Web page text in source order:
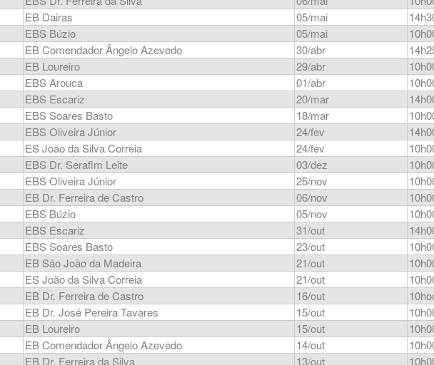
EB Dairas 05/mai
EBS Búzio 05/mai
EB Comendador Ângelo Azevedo 30/abr
EB Loureiro 29/abr
EBS Arouca 01/abr
EBS Escariz 20/mar
EBS Soares Basto 18/mar
EBS Oliveira Júnior 24/fev
ES João da Silva Correia 24/fev
EBS Dr. Serafim Leite 03/dez
EBS Oliveira Júnior 25/nov
EB Dr. Ferreira de Castro 06/nov
EBS Búzio 05/nov
EBS Escariz 31/out
EBS Soares Basto 23/out
EB São João da Madeira 21/out
ES João da Silva Correia 21/out
EB Dr. Ferreira de Castro 16/out
EB Dr. José Pereira Tavares 15/out
EB Loureiro 15/out
EB Comendador Ângelo Azevedo 14/out
EB Dr. Ferreira da Silva 13/out